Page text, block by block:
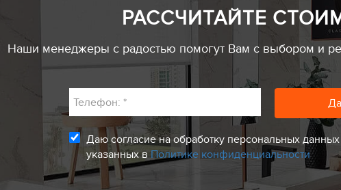
РАССЧИТАЙТЕ
Наши менеджеры с радостью помогут Вам с выбором и
Телефон: *
Даю согласие на обработку персональных
указанных вПолитике конфиденциальности